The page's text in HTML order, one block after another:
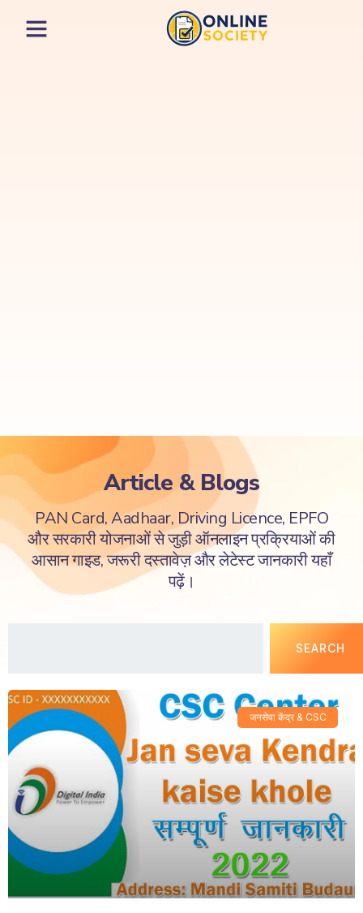
Article & Blogs
PAN Card, Aadhaar, Driving Licence, EPFO
और सरकारी योजनाओं से जुड़ी ऑनलाइन प्रक्रियाओं की
आसान गाइड, जरूरी दस्तावेज़ और लेटेस्ट जानकारी यहाँ
पढ़ें।
SEARCH
जनसेवा केंद्र & CSC